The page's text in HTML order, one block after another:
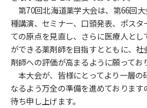
第70回北海道薬学大会は、第66回
種講演、セミナー、口頭発表、ポス
ての原点を見直し、さらに医療人と
ができる薬剤師を目指すとともに、
剤師への評価が高まるように願ってお
本大会が、皆様にとってより一層の
なるよう万全の準備を進めておりま
待ち申し上げます。